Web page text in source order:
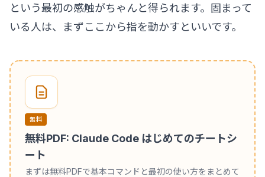
という最初の感触がちゃんと得られます。固まって
いる人は、まずここから指を動かすといいです。
無料
無料PDF: Claude Code はじめてのチートシ
ート
まずは無料PDFで基本コマンドと最初の使い方をまとめて